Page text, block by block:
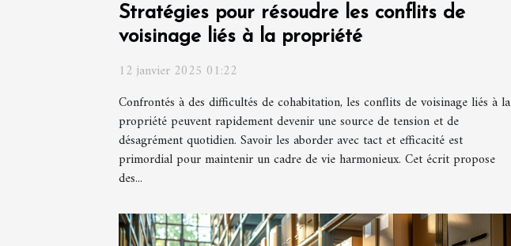
Stratégies pour résoudre les conflits de
voisinage liés à la propriété
12 janvier 2025 01:22
Confrontés à des difficultés de cohabitation, les conflits de voisinage liés à la
propriété peuvent rapidement devenir une source de tension et de
désagrément quotidien. Savoir les aborder avec tact et efficacité est
primordial pour maintenir un cadre de vie harmonieux. Cet écrit propose
des...